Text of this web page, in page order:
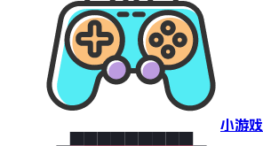
小游戏